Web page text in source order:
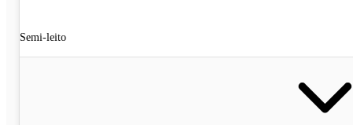
Semi-leito